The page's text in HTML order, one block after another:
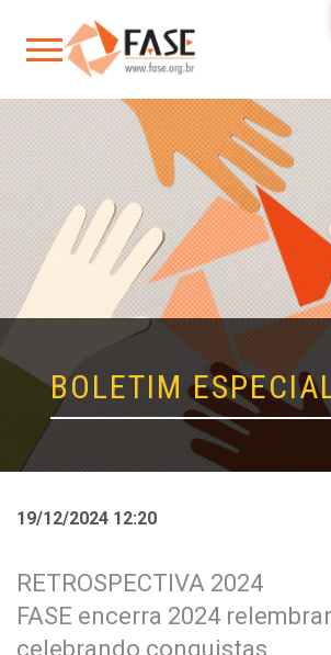
BOLETIM
19/12/2024 12:20
RETROSPECTIVA 2024
FASE encerra 2024
celebrando conquistas